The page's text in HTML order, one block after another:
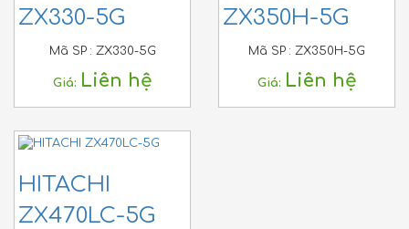
ZX330-5G
Mã SP : ZX330-5G
Giá: Liên hệ
ZX350H-5G
Mã SP : ZX350H-5G
Giá: Liên hệ
HITACHI
ZX470LC-5G